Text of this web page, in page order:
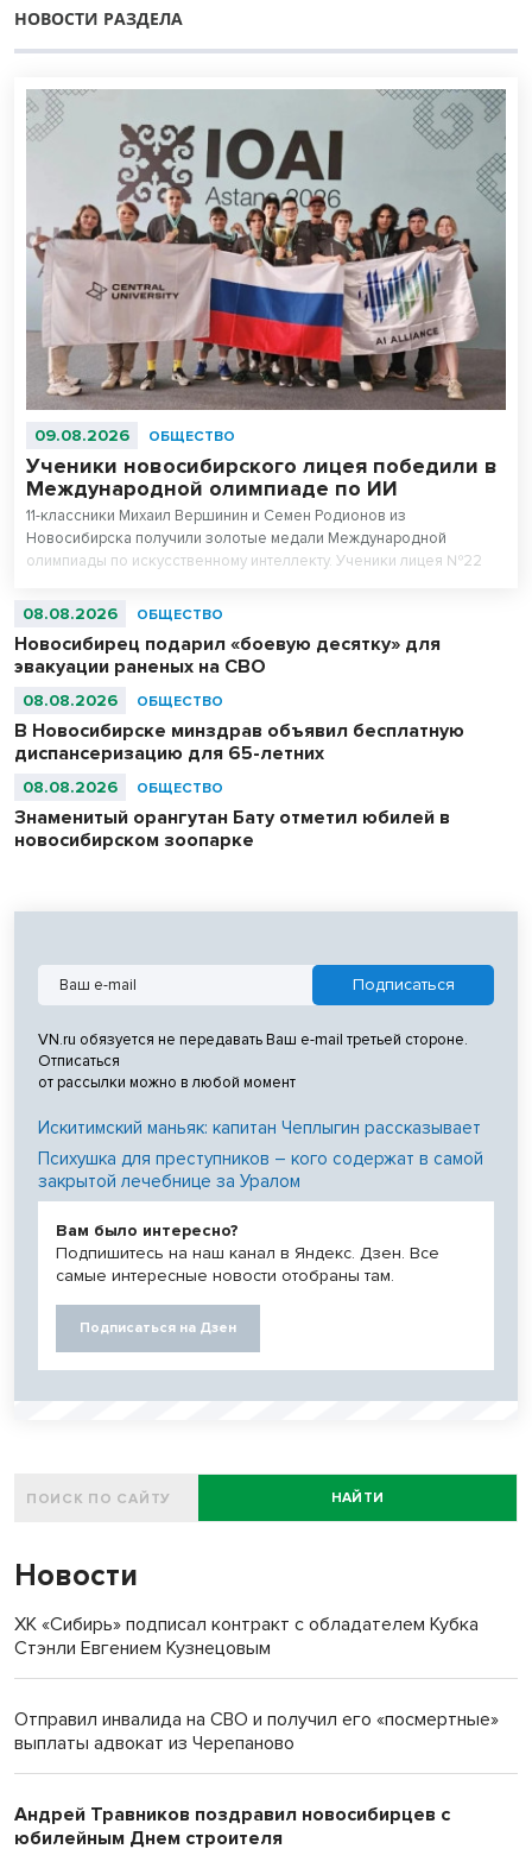
НОВОСТИ РАЗДЕЛА
09.08.2026 ОБЩЕСТВО
Ученики новосибирского лицея победили в
Международной олимпиаде по ИИ
11-классники Михаил Вершинин и Семен Родионов из
Новосибирска получили золотые медали Международной
олимпиады по искусственному интеллекту. Ученики лицея №22
абсолютными чемпионами соревнований.
08.08.2026 ОБЩЕСТВО
Новосибирец подарил «боевую десятку» для
эвакуации раненых на СВО
08.08.2026 ОБЩЕСТВО
В Новосибирске минздрав объявил бесплатную
диспансеризацию для 65-летних
08.08.2026 ОБЩЕСТВО
Знаменитый орангутан Бату отметил юбилей в
новосибирском зоопарке
VN.ru обязуется не передавать Ваш e-mail третьей стороне.
Отписаться
от рассылки можно в любой момент
Искитимский маньяк: капитан Чеплыгин рассказывает
Психушка для преступников – кого содержат в самой
закрытой лечебнице за Уралом
Вам было интересно?
Подпишитесь на наш канал в Яндекс. Дзен. Все
самые интересные новости отобраны там.
Подписаться на Дзен
НАЙТИ
Новости
ХК «Сибирь» подписал контракт с обладателем Кубка
Стэнли Евгением Кузнецовым
Отправил инвалида на СВО и получил его «посмертные»
выплаты адвокат из Черепаново
Андрей Травников поздравил новосибирцев с
юбилейным Днем строителя